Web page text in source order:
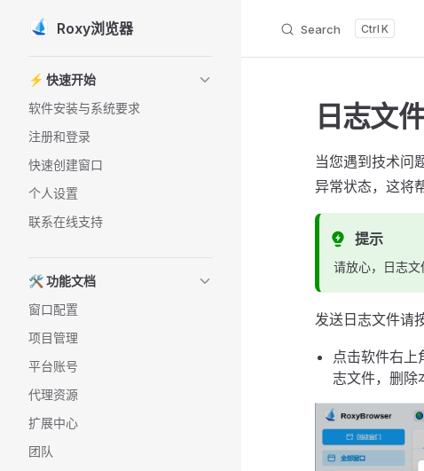
Skip to content
Roxy浏览器 Search K
⚡️ 快速开始
软件安装与系统要求
注册和登录
快速创建窗口
个人设置
联系在线支持
🛠️ 功能文档
窗口配置
项目管理
平台账号
代理资源
扩展中心
团队
日志文
当您遇到技术问
异常状态，这将
提示
请放心，日志文
发送日志文件请
点击软件右上
志文件，删除